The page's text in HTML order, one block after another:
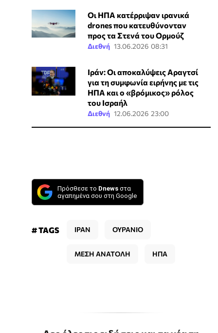
Οι ΗΠΑ κατέρριψαν ιρανικά
drones που κατευθύνονταν
προς τα Στενά του Ορμούζ
Διεθνή 13.06.2026 08:31
Ιράν: Οι αποκαλύψεις Αραγτσί
για τη συμφωνία ειρήνης με τις
ΗΠΑ και ο «βρόμικος» ρόλος
του Ισραήλ
Διεθνή 12.06.2026 23:00
Πρόσθεσε το Dnews στα
αγαπημένα σου στη Google
# TAGS ΙΡΑΝ ΟΥΡΑΝΙΟ
ΜΕΣΗ ΑΝΑΤΟΛΗ ΗΠΑ